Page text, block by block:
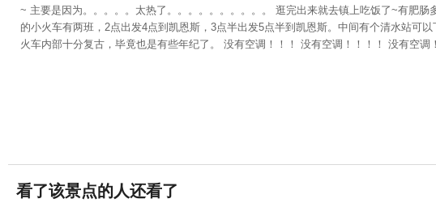
~ 主要是因为。。。。。太热了。。。。。。。。。。 逛完出来就去镇上吃饭了~有肥
的小火车有两班，2点出发4点到凯恩斯，3点半出发5点半到凯恩斯。中间有个清水站可
火车内部十分复古，毕竟也是有些年纪了。 没有空调！！！ 没有空调！！！！ 没有空
来，拍照很好看噢~ 太热了，我俩睡了一路，广播一直在讲各种铁路相关历史，特别好
看了该景点的人还看了